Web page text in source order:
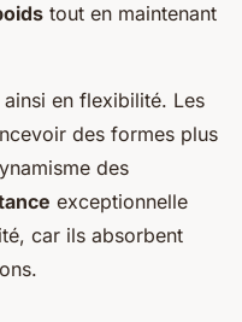
tout en maintenant
en flexibilité. Les
des formes plus
des
exceptionnelle
car ils absorbent